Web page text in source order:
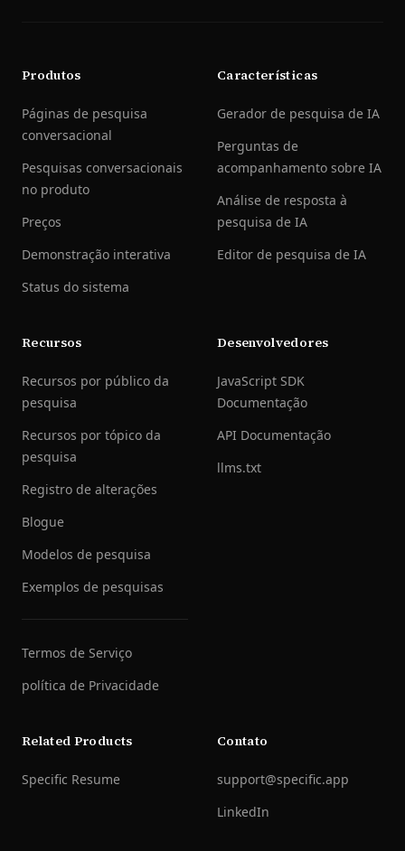
Produtos
Páginas de pesquisa
conversacional
Pesquisas conversacionais
no produto
Preços
Demonstração interativa
Status do sistema
Características
Gerador de pesquisa de IA
Perguntas de
acompanhamento sobre IA
Análise de resposta à
pesquisa de IA
Editor de pesquisa de IA
Recursos
Recursos por público da
pesquisa
Recursos por tópico da
pesquisa
Registro de alterações
Blogue
Modelos de pesquisa
Exemplos de pesquisas
Termos de Serviço
política de Privacidade
Desenvolvedores
JavaScript SDK
Documentação
API Documentação
llms.txt
Related Products
Specific Resume
Contato
support@specific.app
LinkedIn